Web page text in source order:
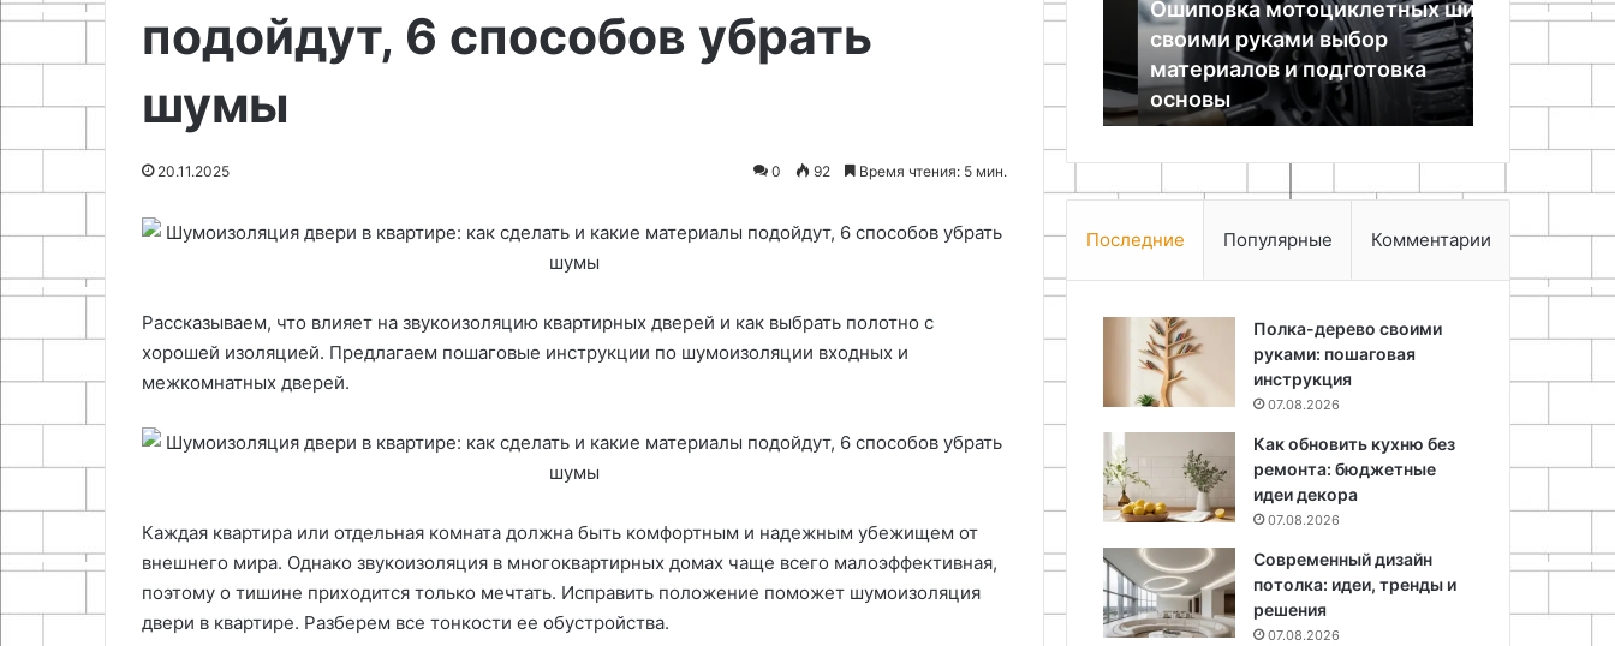
подойдут, 6 способов убрать
шумы
20.11.2025 0 92 Время чтения: 5 мин.
Рассказываем, что влияет на звукоизоляцию квартирных дверей и как выбрать полотно с
хорошей изоляцией. Предлагаем пошаговые инструкции по шумоизоляции входных и
межкомнатных дверей.
Каждая квартира или отдельная комната должна быть комфортным и надежным убежищем от
внешнего мира. Однако звукоизоляция в многоквартирных домах чаще всего малоэффективная,
поэтому о тишине приходится только мечтать. Исправить положение поможет шумоизоляция
двери в квартире. Разберем все тонкости ее обустройства.
Основы и техника создания
вязаных игрушек крючком
17.09.2025
Как правильно заворачивать
места
дляорганизация рабочего места
для максимальной
материалов
подготовка
основы
Ошиповка мотоциклетных шин
своими руками выбор
материалов и подготовка
основы
и
особенности
гарантии
до
кухонь:
Последние Популярные Комментарии
Полка-дерево своими
руками: пошаговая
инструкция
07.08.2026
Как обновить кухню без
ремонта: бюджетные
идеи декора
07.08.2026
Современный дизайн
потолка: идеи, тренды и
решения
07.08.2026